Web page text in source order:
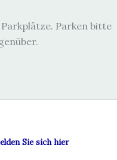
Parken bitte
Sie sich hier